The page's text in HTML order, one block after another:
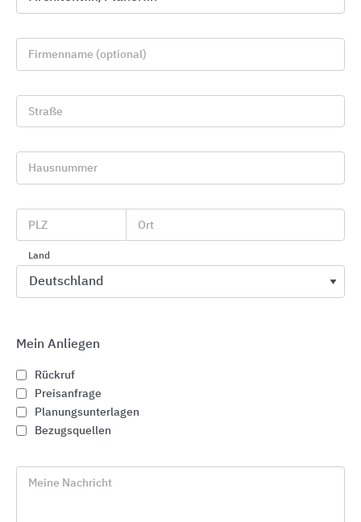
Stadtmobiliar: Fahrradparksysteme, Mobiliar und
Überdachungen aus Stahl und Holz
Falco
Firmenname (optional)
Straße
Hausnummer
PLZ Ort
Land
Mein Anliegen
Rückruf
Preisanfrage
Planungsunterlagen
Bezugsquellen
Meine Nachricht